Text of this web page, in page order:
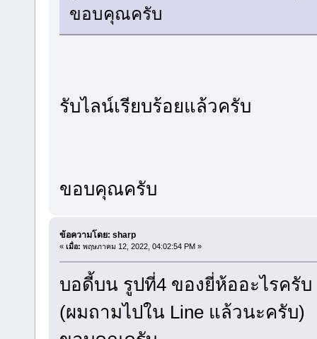
ขอบคุณครับ
รับไลน์เรียบร้อยแล้วครับ
ขอบคุณครับ
ข้อความโดย: sharp
« เมื่อ: พฤษภาคม 12, 2022, 04:02:54 PM »
บอดี้บน รูปที่4 ของยี่ห้ออะไรครับ
(ผมถามไปใน Line แล้วนะครับ)